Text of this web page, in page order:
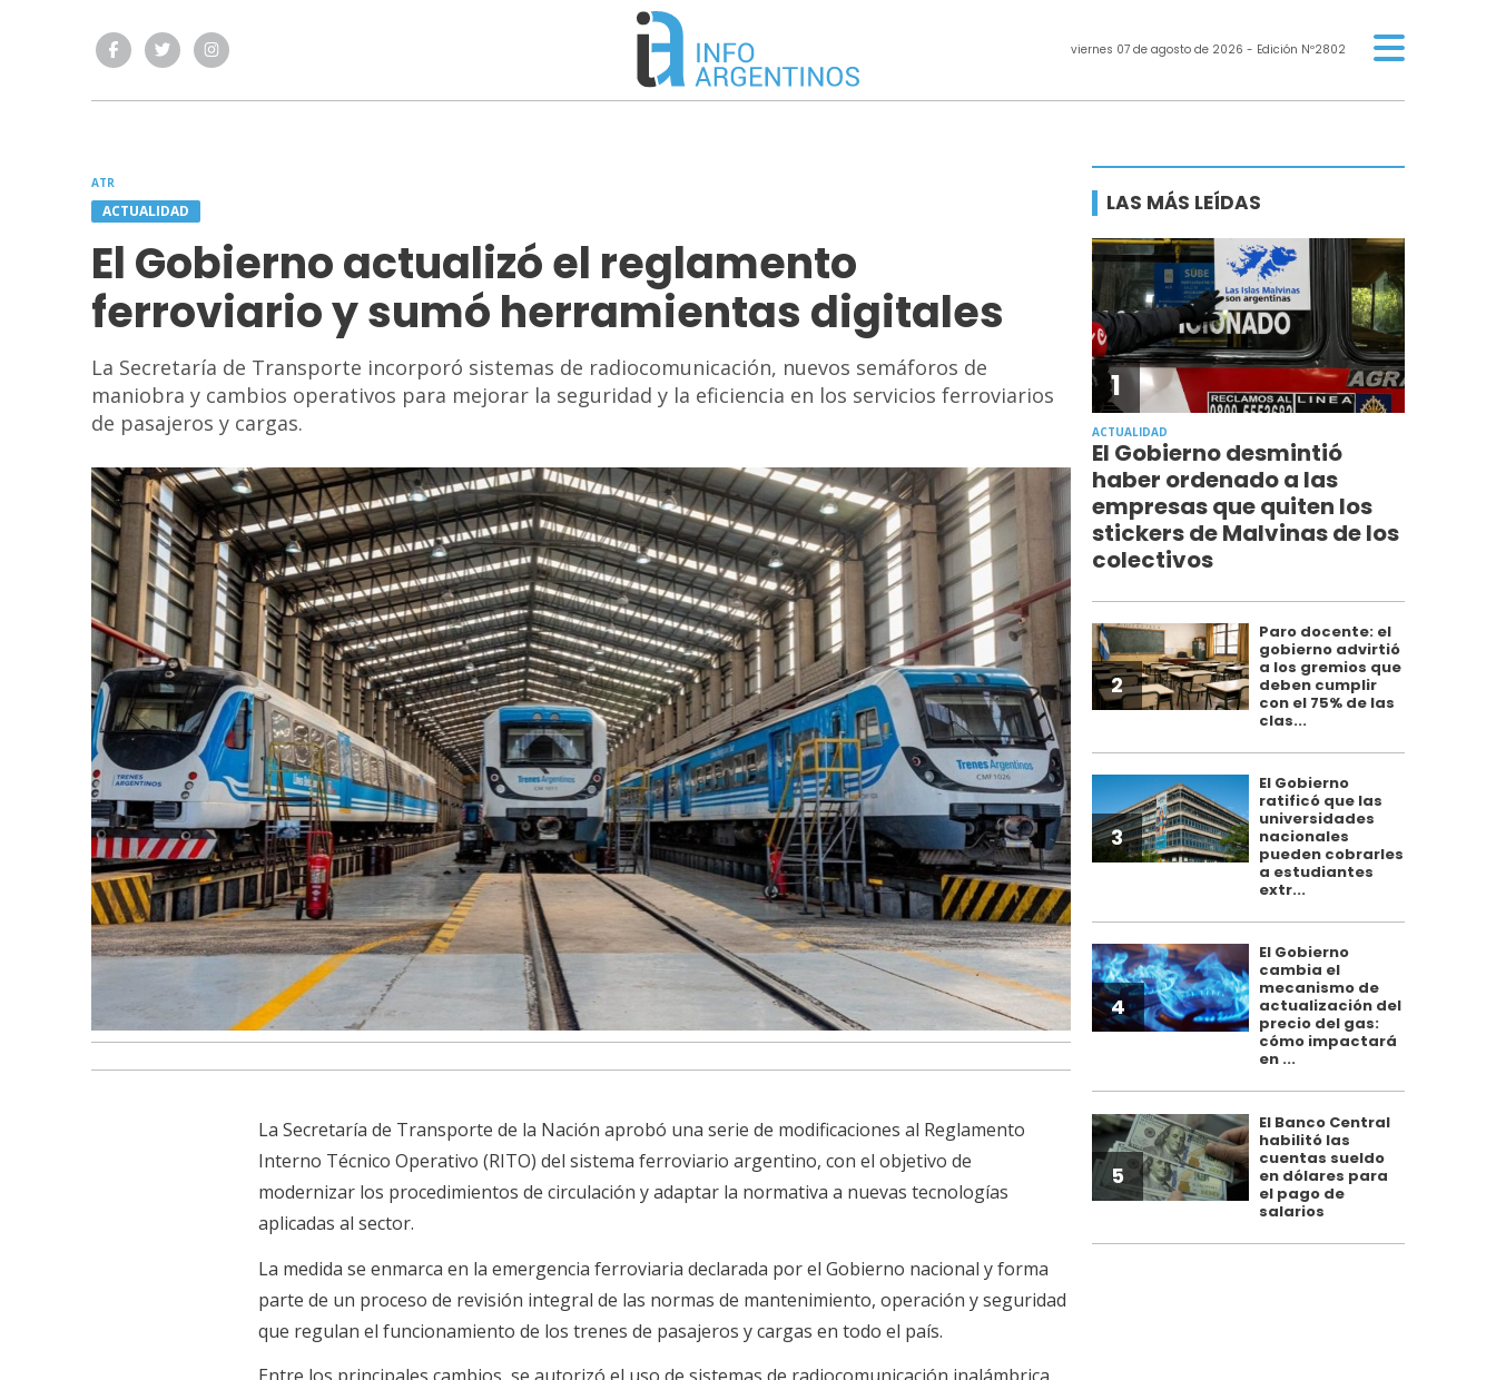
viernes 07 de agosto de 2026 - Edición Nº2802
ATR
ACTUALIDAD
El Gobierno actualizó el reglamento
ferroviario y sumó herramientas digitales
La Secretaría de Transporte incorporó sistemas de radiocomunicación, nuevos semáforos de
maniobra y cambios operativos para mejorar la seguridad y la eficiencia en los servicios ferroviarios
de pasajeros y cargas.
La Secretaría de Transporte de la Nación aprobó una serie de modificaciones al Reglamento
Interno Técnico Operativo (RITO) del sistema ferroviario argentino, con el objetivo de
modernizar los procedimientos de circulación y adaptar la normativa a nuevas tecnologías
aplicadas al sector.
La medida se enmarca en la emergencia ferroviaria declarada por el Gobierno nacional y forma
parte de un proceso de revisión integral de las normas de mantenimiento, operación y seguridad
que regulan el funcionamiento de los trenes de pasajeros y cargas en todo el país.
LAS MÁS LEÍDAS
1
ACTUALIDAD
El Gobierno desmintió
haber ordenado a las
empresas que quiten los
stickers de Malvinas de los
colectivos
2
Paro docente: el
gobierno advirtió
a los gremios que
deben cumplir
con el 75% de las
clas...
3
El Gobierno
ratificó que las
universidades
nacionales
pueden cobrarles
a estudiantes
extr...
4
El Gobierno
cambia el
mecanismo de
actualización del
precio del gas:
cómo impactará
en ...
5
El Banco Central
habilitó las
cuentas sueldo
en dólares para
el pago de
salarios